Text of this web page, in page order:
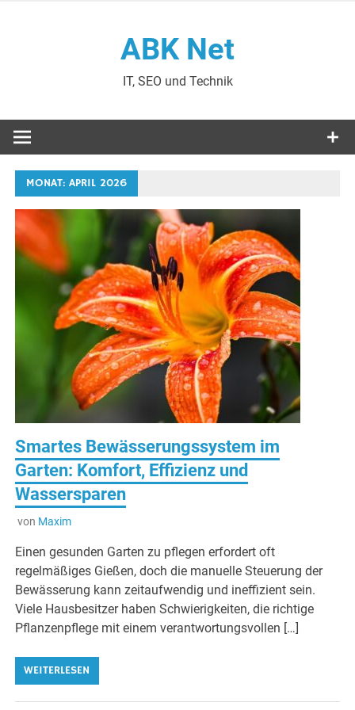
ABK Net
IT, SEO und Technik
MONAT:APRIL 2026
Smartes Bewässerungssystem im
Garten: Komfort, Effizienz und
Wassersparen
von Maxim
Einen gesunden Garten zu pflegen erfordert oft
regelmäßiges Gießen, doch die manuelle Steuerung der
Bewässerung kann zeitaufwendig und ineffizient sein.
Viele Hausbesitzer haben Schwierigkeiten, die richtige
Pflanzenpflege mit einem verantwortungsvollen […]
WEITERLESEN